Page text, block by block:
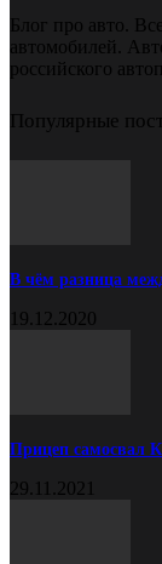
Блог про авто.
автомобилей.
российского
Популярные
В чём разница
19.12.2020
Прицеп самосвал
29.11.2021